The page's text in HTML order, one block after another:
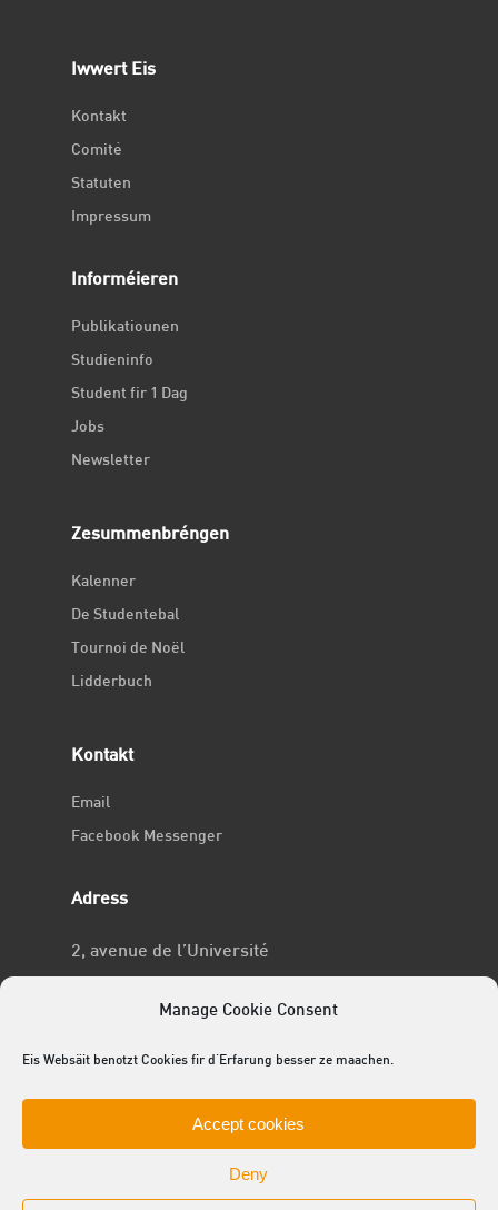
Manage Cookie Consent
Eis Websäit benotzt Cookies fir d'Erfarung besser ze maachen.
Accept cookies
Deny
Iwwert Eis
Kontakt
Comité
Statuten
Impressum
Informéieren
Publikatiounen
Studieninfo
Student fir 1 Dag
Jobs
Newsletter
Zesummenbréngen
Kalenner
De Studentebal
Tournoi de Noël
Lidderbuch
Kontakt
Email
Facebook Messenger
Adress
2, avenue de l’Université
No RCSL